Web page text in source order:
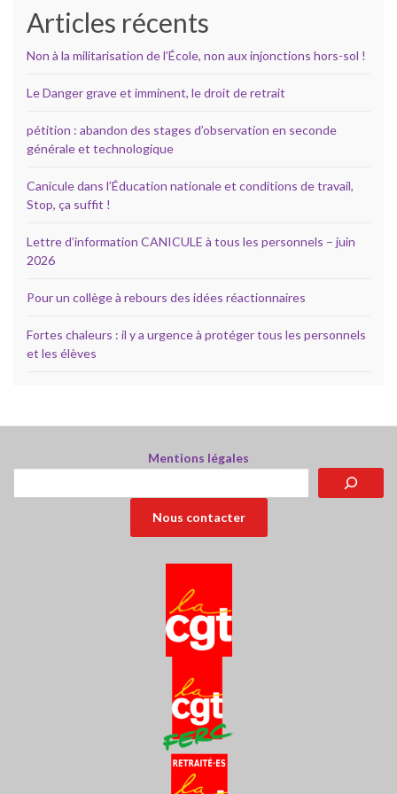
Articles récents
Non à la militarisation de l’École, non aux injonctions hors-sol !
Le Danger grave et imminent, le droit de retrait
pétition : abandon des stages d’observation en seconde
générale et technologique
Canicule dans l’Éducation nationale et conditions de travail,
Stop, ça suffit !
Lettre d’information CANICULE à tous les personnels – juin
2026
Pour un collège à rebours des idées réactionnaires
Fortes chaleurs : il y a urgence à protéger tous les personnels
et les élèves
Mentions légales
Nous contacter